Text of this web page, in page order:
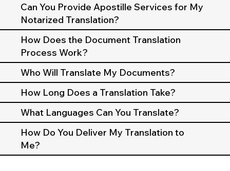
Can You Provide Apostille Services for My
Notarized Translation?
How Does the Document Translation
Process Work?
Who Will Translate My Documents?
How Long Does a Translation Take?
What Languages Can You Translate?
How Do You Deliver My Translation to
Me?